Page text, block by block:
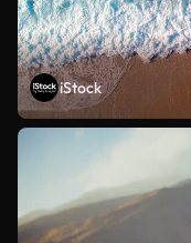
iStock